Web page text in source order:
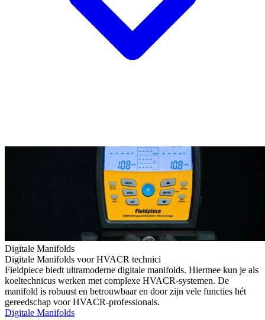
Digitale Manifolds
Digitale Manifolds voor HVACR technici
Fieldpiece biedt ultramoderne digitale manifolds. Hiermee kun je als
koeltechnicus werken met complexe HVACR-systemen. De
manifold is robuust en betrouwbaar en door zijn vele functies hét
gereedschap voor HVACR-professionals.
Digitale Manifolds